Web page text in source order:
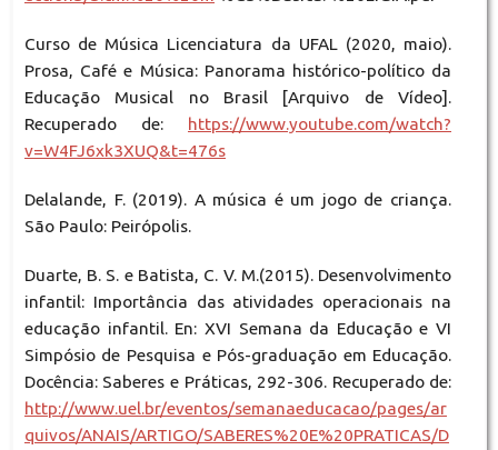
Curso de Música Licenciatura da UFAL (2020, maio).
Prosa, Café e Música: Panorama histórico-político da
Educação Musical no Brasil [Arquivo de Vídeo].
Recuperado de: https://www.youtube.com/watch?
v=W4FJ6xk3XUQ&t=476s
Delalande, F. (2019). A música é um jogo de criança.
São Paulo: Peirópolis.
Duarte, B. S. e Batista, C. V. M.(2015). Desenvolvimento
infantil: Importância das atividades operacionais na
educação infantil. En: XVI Semana da Educação e VI
Simpósio de Pesquisa e Pós-graduação em Educação.
Docência: Saberes e Práticas, 292-306. Recuperado de:
http://www.uel.br/eventos/semanaeducacao/pages/ar
quivos/ANAIS/ARTIGO/SABERES%20E%20PRATICAS/D